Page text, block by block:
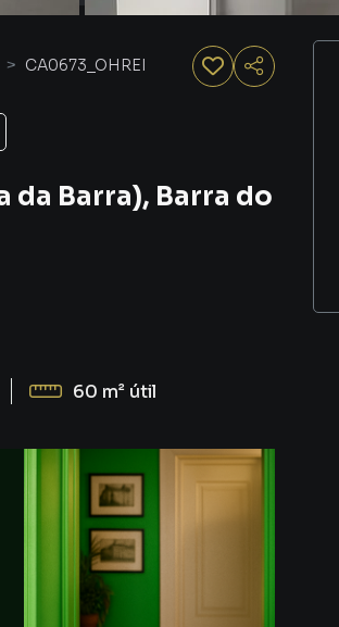
CA0673_OHREI
da Barra), Barra do
60 m² útil